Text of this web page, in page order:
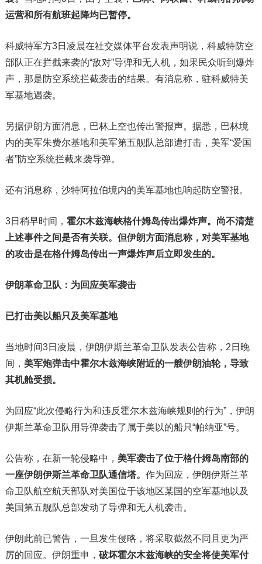
运营和所有航班起降均已暂停。
科威特军方3日凌晨在社交媒体平台发表声明说，科威特防空
部队正在拦截来袭的“敌对”导弹和无人机，如果民众听到爆炸
声，那是防空系统拦截袭击的结果。有消息称，驻科威特美
军基地遇袭。
另据伊朗方面消息，巴林上空也传出警报声。据悉，巴林境
内的美军朱费尔基地和美军第五舰队总部遭打击，美军“爱国
者”防空系统拦截来袭导弹。
还有消息称，沙特阿拉伯境内的美军基地也响起防空警报。
3日稍早时间， 霍尔木兹海峡格什姆岛传出爆炸声。尚不清楚
上述事件之间是否有关联。但伊朗方面消息称，对美军基地
的攻击是在格什姆岛传出一声爆炸声后立即发生的。
伊朗革命卫队：为回应美军袭击
已打击美以船只及美军基地
当地时间3日凌晨，伊朗伊斯兰革命卫队发表公告称，2日晚
间， 美军炮弹击中霍尔木兹海峡附近的一艘伊朗油轮，导致
其机舱受损。
为回应“此次侵略行为和违反霍尔木兹海峡规则的行为”，伊朗
伊斯兰革命卫队用导弹袭击了属于美以的船只“帕纳亚”号。
公告称，在新一轮侵略中， 美军袭击了位于格什姆岛南部的
一座伊朗伊斯兰革命卫队通信塔。 作为回应，伊朗伊斯兰革
命卫队航空航天部队对美国位于该地区某国的空军基地以及
美国第五舰队总部发动了导弹和无人机袭击。
伊朗此前已警告，一旦发生侵略，将采取截然不同且更为严
厉的回应。伊朗重申， 破坏霍尔木兹海峡的安全将使美军付